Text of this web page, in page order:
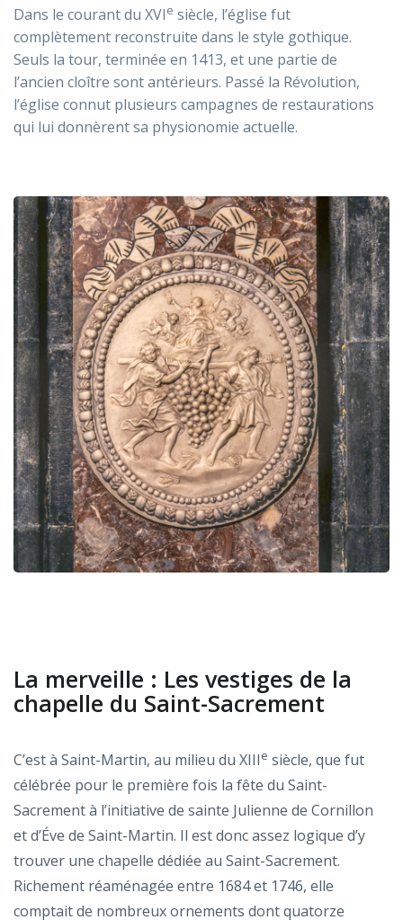
Dans le courant du XVIe siècle, l’église fut
complètement reconstruite dans le style gothique.
Seuls la tour, terminée en 1413, et une partie de
l’ancien cloître sont antérieurs. Passé la Révolution,
l’église connut plusieurs campagnes de restaurations
qui lui donnèrent sa physionomie actuelle.
La merveille : Les vestiges de la
chapelle du Saint-Sacrement
C’est à Saint-Martin, au milieu du XIIIe siècle, que fut
célébrée pour le première fois la fête du Saint-
Sacrement à l’initiative de sainte Julienne de Cornillon
et d’Éve de Saint-Martin. Il est donc assez logique d’y
trouver une chapelle dédiée au Saint-Sacrement.
Richement réaménagée entre 1684 et 1746, elle
comptait de nombreux ornements dont quatorze